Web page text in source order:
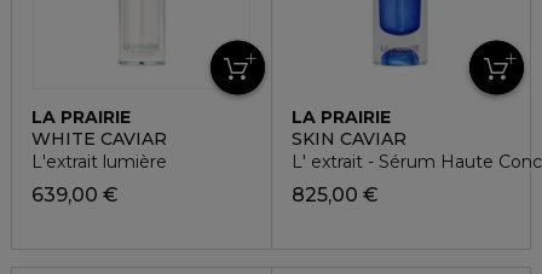
LA PRAIRIE
WHITE CAVIAR
L'extrait lumière
639,00 €
LA PRAIRIE
SKIN CAVIAR
L' extrait - Sérum Haute
825,00 €